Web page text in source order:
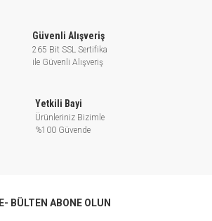
Güvenli Alışveriş
265 Bit SSL Sertifika
ile Güvenli Alışveriş
Yetkili Bayi
Ürünleriniz Bizimle
%100 Güvende
E- BÜLTEN ABONE OLUN